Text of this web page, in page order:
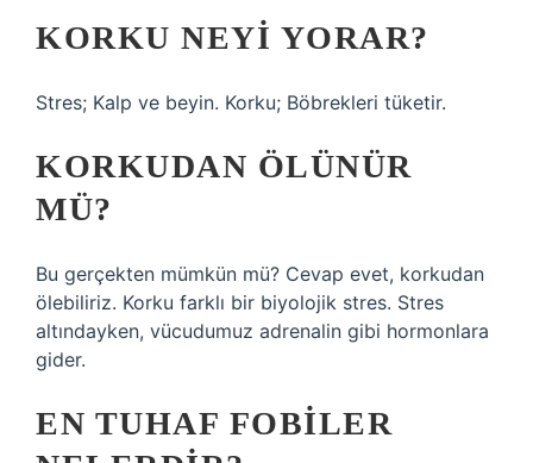
KORKU NEYI YORAR?
Stres; Kalp ve beyin. Korku; Böbrekleri tüketir.
KORKUDAN ÖLÜNÜR
MÜ?
Bu gerçekten mümkün mü? Cevap evet, korkudan
ölebiliriz. Korku farklı bir biyolojik stres. Stres
altındayken, vücudumuz adrenalin gibi hormonlara
gider.
EN TUHAF FOBILER